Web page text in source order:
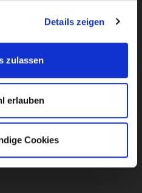
Details zeigen
zulassen
erlauben
Cookies